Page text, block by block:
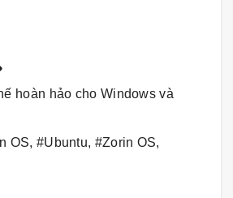
hoàn hảo cho Windows và
OS, #Ubuntu, #Zorin OS,